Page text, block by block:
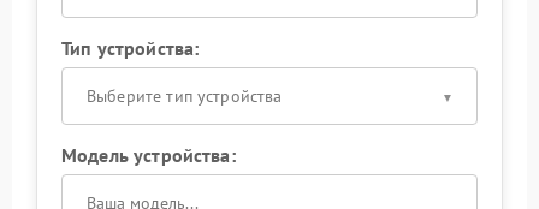
Тип устройства:
Выберите тип устройства
Модель устройства: